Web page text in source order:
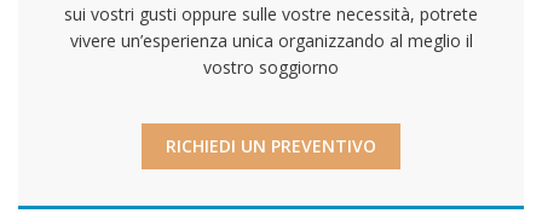
sui vostri gusti oppure sulle vostre necessità, potrete
vivere un’esperienza unica organizzando al meglio il
vostro soggiorno
RICHIEDI UN PREVENTIVO